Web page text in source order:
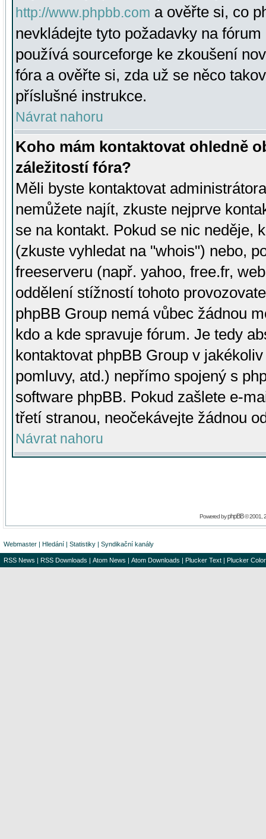
http://www.phpbb.com a ověřte si, co
nevkládejte tyto požadavky na
používá sourceforge ke zkoušení
fóra a ověřte si, zda už se něco
příslušné instrukce.
Návrat nahoru
Koho mám kontaktovat ohledně
záležitostí fóra?
Měli byste kontaktovat
nemůžete najít, zkuste nejprve
se na kontakt. Pokud se nic neděje,
(zkuste vyhledat na "whois") nebo,
freeserveru (např. yahoo, free.fr,
oddělení stížností tohoto
phpBB Group nemá vůbec žádnou
kdo a kde spravuje fórum. Je tedy
kontaktovat phpBB Group v
pomluvy, atd.) nepřímo spojený s
software phpBB. Pokud zašlete e-
třetí stranou, neočekávejte žádnou
Návrat nahoru
Powered byphpBB© 2001,
Webmaster | Hledání | Statistiky | Syndikační kanály
RSS News | RSS Downloads | Atom News | Atom Downloads | Plucker Text | Plucker Color